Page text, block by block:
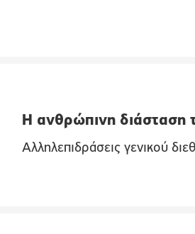
Η ανθρώπινη διάσταση
Αλληλεπιδράσεις γενικού